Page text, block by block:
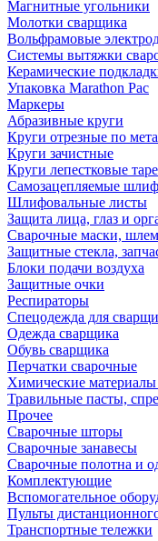
Магнитные угольники
Молотки сварщика
Вольфрамовые
Системы вытяжки
Керамические
Упаковка Marathon Pac
Маркеры
Абразивные круги
Круги отрезные по
Круги зачистные
Круги лепестковые
Самозацепляемые
Шлифовальные листы
Защита лица, глаз и
Сварочные маски,
Защитные стекла,
Блоки подачи воздуха
Защитные очки
Респираторы
Спецодежда для
Одежда сварщика
Обувь сварщика
Перчатки сварочные
Химические материалы
Травильные пасты,
Прочее
Сварочные шторы
Сварочные занавесы
Сварочные полотна и
Комплектующие
Вспомогательное
Пульты
Транспортные тележки